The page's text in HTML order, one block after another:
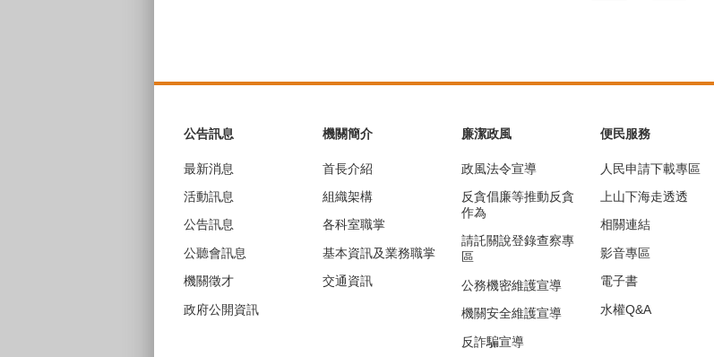
公告訊息
最新消息
活動訊息
公告訊息
公聽會訊息
機關徵才
政府公開資訊
機關簡介
首長介紹
組織架構
各科室職掌
基本資訊及業務職掌
交通資訊
廉潔政風
政風法令宣導
反貪倡廉等推動反貪
作為
請託關說登錄查察專
區
公務機密維護宣導
機關安全維護宣導
反詐騙宣導
便民服務
人民申請下載專區
上山下海走透透
相關連結
影音專區
電子書
水權Q&A